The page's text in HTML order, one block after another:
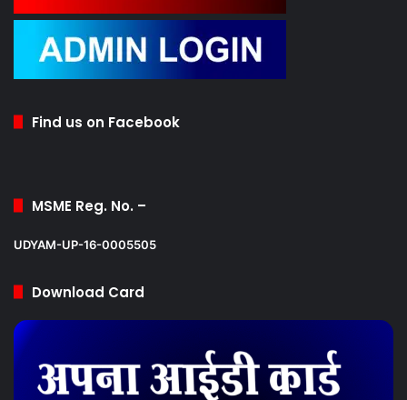
Find us on Facebook
MSME Reg. No. –
UDYAM-UP-16-0005505
Download Card